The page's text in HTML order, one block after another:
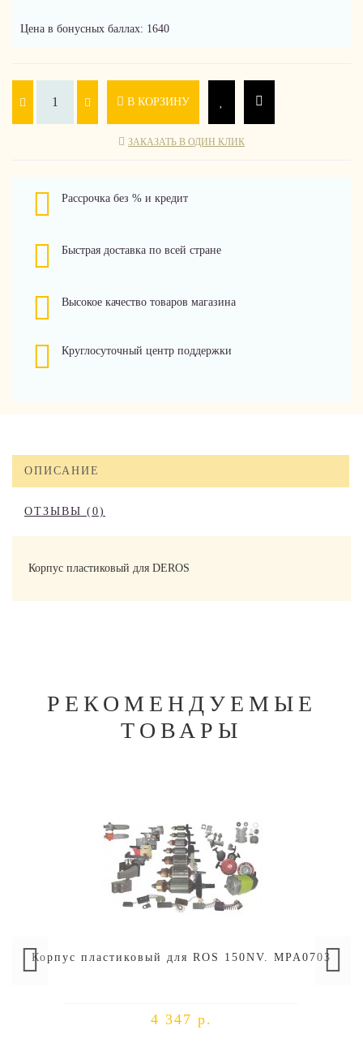
Цена в бонусных баллах: 1640
В КОРЗИНУ
ЗАКАЗАТЬ В ОДИН КЛИК
Рассрочка без % и кредит
Быстрая доставка по всей стране
Высокое качество товаров магазина
Круглосуточный центр поддержки
ОПИСАНИЕ
ОТЗЫВЫ (0)
Корпус пластиковый для DEROS
РЕКОМЕНДУЕМЫЕ
ТОВАРЫ
Корпус пластиковый для ROS 150NV. MPA0703
4 347 р.